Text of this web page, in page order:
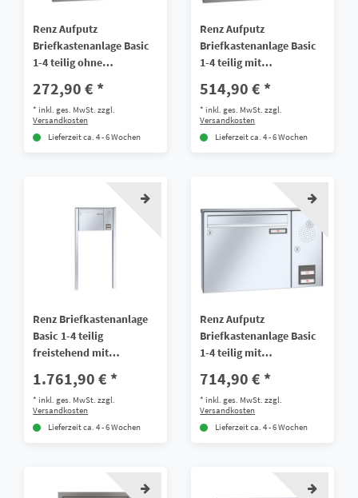
Renz Aufputz
Briefkastenanlage Basic
1-4 teilig ohne
272,90 € *
*inkl. ges. MwSt. zzgl.
Versandkosten
Lieferzeit ca. 4 - 6 Wochen
Renz Aufputz
Briefkastenanlage Basic
1-4 teilig mit
514,90 € *
*inkl. ges. MwSt. zzgl.
Versandkosten
Lieferzeit ca. 4 - 6 Wochen
Renz Briefkastenanlage
Basic 1-4 teilig
freistehend mit
V4A
1.761,90 € *
*inkl. ges. MwSt. zzgl.
Versandkosten
Lieferzeit ca. 4 - 6 Wochen
Renz Aufputz
Briefkastenanlage Basic
1-4 teilig mit
Edelstahl V4A
714,90 € *
*inkl. ges. MwSt. zzgl.
Versandkosten
Lieferzeit ca. 4 - 6 Wochen